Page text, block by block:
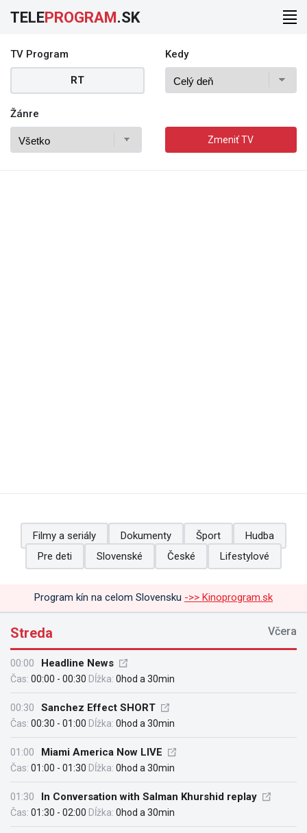
TELEPROGRAM.SK
TV Program
RT
Kedy
Žánre
Zmeniť TV
Filmy a seriály Dokumenty Šport
Hudba
Pre deti
Slovenské České Lifestylové
Program kín na celom Slovensku ->> Kinoprogram.sk
Streda Včera
00:00 Headline News
Čas: 00:00 - 00:30 Dĺžka: 0hod a 30min
00:30 Sanchez Effect SHORT
Čas: 00:30 - 01:00 Dĺžka: 0hod a 30min
01:00 Miami America Now LIVE
Čas: 01:00 - 01:30 Dĺžka: 0hod a 30min
01:30 In Conversation with Salman Khurshid replay
Čas: 01:30 - 02:00 Dĺžka: 0hod a 30min